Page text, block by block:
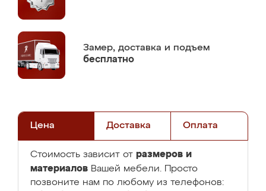
Замер, доставка и подъем
бесплатно
Цена Доставка Оплата
Стоимость зависит от размеров и
материалов Вашей мебели. Просто
позвоните нам по любому из телефонов: